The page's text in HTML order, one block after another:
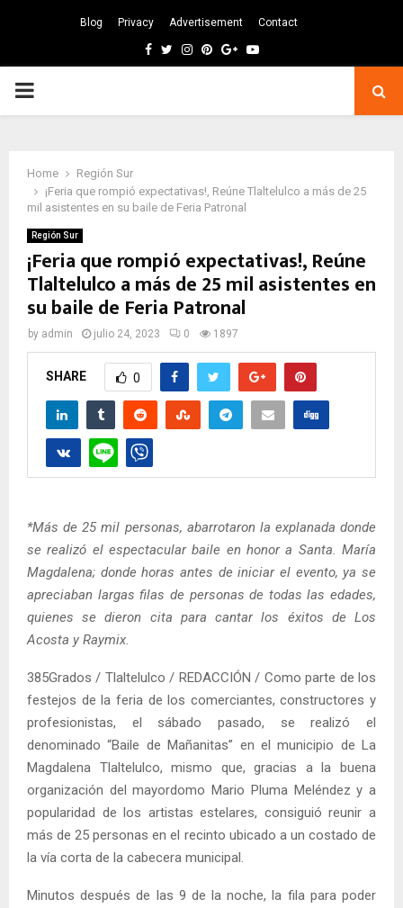
Blog Privacy Advertisement Contact
Facebook
TwitterInstagram
Pinterest
GoogleYoutube
PRIMARY
Home
Región Sur
¡Feria que rompió expectativas!, Reúne Tlaltelulco a más de 25
mil asistentes en su baile de Feria Patronal
Región Sur
¡Feria que rompió expectativas!, Reúne
Tlaltelulco a más de 25 mil asistentes en
su baile de Feria Patronal
by admin julio 24, 2023 0 1897
SHARE 0
*Más de 25 mil personas, abarrotaron la explanada donde
se realizó el espectacular baile en honor a Santa. María
Magdalena; donde horas antes de iniciar el evento, ya se
apreciaban largas filas de personas de todas las edades,
quienes se dieron cita para cantar los éxitos de Los
Acosta y Raymix
385Grados / Tlaltelulco / REDACCIÓN / Como parte de los
festejos de la feria de los comerciantes, constructores y
profesionistas, el sábado pasado, se realizó el
denominado “Baile de Mañanitas” en el municipio de La
Magdalena Tlaltelulco, mismo que, gracias a la buena
organización del mayordomo Mario Pluma Meléndez y a
popularidad de los artistas estelares, consiguió reunir a
más de 25 personas en el recinto ubicado a un costado de
la vía corta de la cabecera municipal.
Minutos después de las 9 de la noche, la fila para poder